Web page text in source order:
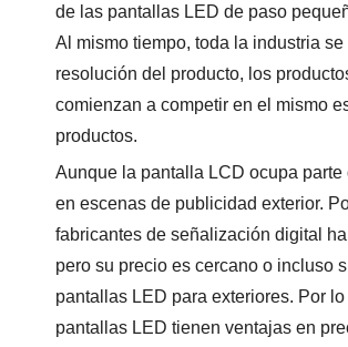
de las pantallas LED de paso
Al mismo tiempo, toda la industria
resolución del producto, los
comienzan a competir en el mismo
productos.
Aunque la pantalla LCD ocupa
en escenas de publicidad exterior.
fabricantes de señalización digital
pero su precio es cercano o incluso
pantallas LED para exteriores. Por
pantallas LED tienen ventajas en